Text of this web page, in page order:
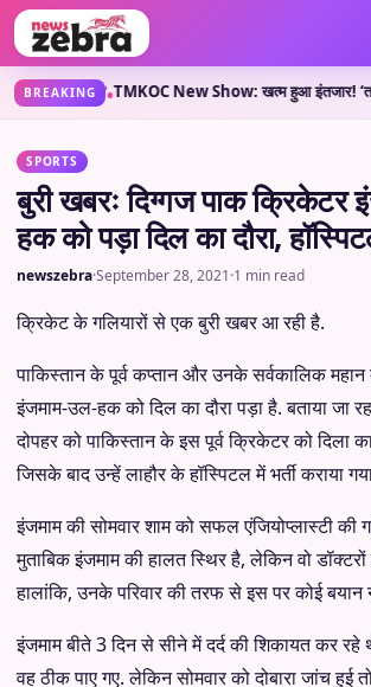
BREAKING
कहती है?•TMKOC New Show: खत्म हुआ इंतजार! ‘तारक
SPORTS
बुरी खबरः दिग्गज पाक क्रिकेटर
हक को पड़ा दिल का दौरा,
newszebra·September 28, 2021·1 min read
क्रिकेट के गलियारों से एक बुरी खबर आ रही है.
पाकिस्तान के पूर्व कप्तान और उनके सर्वकालिक
इंजमाम-उल-हक को दिल का दौरा पड़ा है. बताया जा
दोपहर को पाकिस्तान के इस पूर्व क्रिकेटर को दिला
जिसके बाद उन्हें लाहौर के हॉस्पिटल में भर्ती कराया
इंजमाम की सोमवार शाम को सफल एंजियोप्लास्टी
मुताबिक इंजमाम की हालत स्थिर है, लेकिन वो डॉक्टरों
हालांकि, उनके परिवार की तरफ से इस पर कोई बयान
इंजमाम बीते 3 दिन से सीने में दर्द की शिकायत कर
वह ठीक पाए गए. लेकिन सोमवार को दोबारा जांच हुई